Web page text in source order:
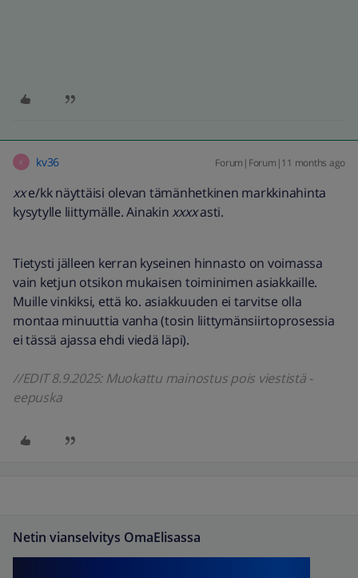
K kv36 Forum|Forum|11 months ago
xxe/kk näyttäisi olevan tämänhetkinen markkinahinta
kysytylle liittymälle. Ainakinxxxxasti.
Tietysti jälleen kerran kyseinen hinnasto on voimassa
vain ketjun otsikon mukaisen toiminimen asiakkaille.
Muille vinkiksi, että ko. asiakkuuden ei tarvitse olla
montaa minuuttia vanha (tosin liittymänsiirtoprosessia
ei tässä ajassa ehdi viedä läpi).
//EDIT 8.9.2025: Muokattu mainostus pois viestistä -
eepuska
Netin vianselvitys OmaElisassa